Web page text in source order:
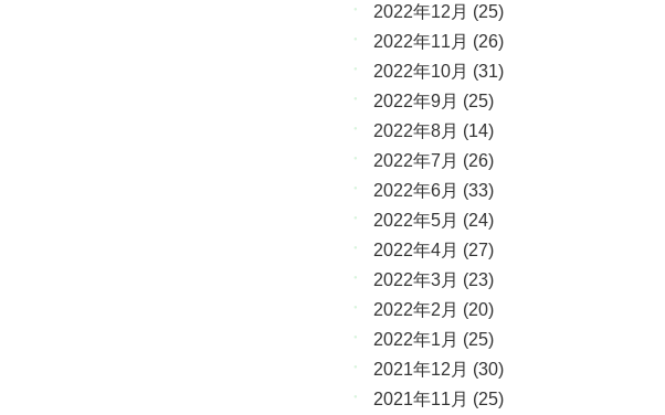
2022年12月 (25)
2022年11月 (26)
2022年10月 (31)
2022年9月 (25)
2022年8月 (14)
2022年7月 (26)
2022年6月 (33)
2022年5月 (24)
2022年4月 (27)
2022年3月 (23)
2022年2月 (20)
2022年1月 (25)
2021年12月 (30)
2021年11月 (25)